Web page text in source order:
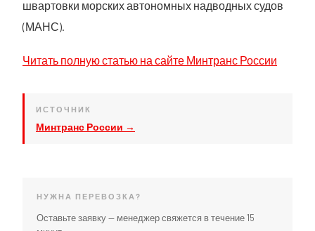
швартовки морских автономных надводных судов
(МАНС).
Читать полную статью на сайте Минтранс России
ИСТОЧНИК
Минтранс России →
НУЖНА ПЕРЕВОЗКА?
Оставьте заявку — менеджер свяжется в течение 15